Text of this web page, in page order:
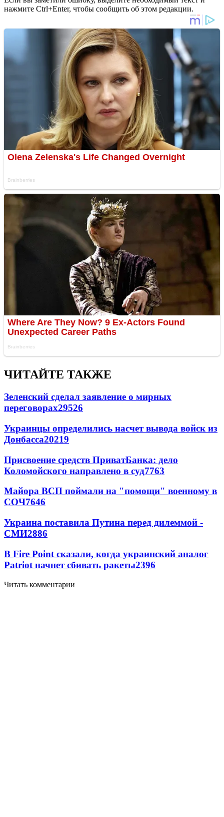
нажмите Ctrl+Enter, чтобы сообщить об этом редакции.
ЧИТАЙТЕ ТАКЖЕ
Зеленский сделал заявление о мирных
переговорах29526
Украинцы определились насчет вывода войск из
Донбасса20219
Присвоение средств ПриватБанка: дело
Коломойского направлено в суд7763
Майора ВСП поймали на "помощи" военному в
СОЧ7646
Украина поставила Путина перед дилеммой -
СМИ2886
В Fire Point сказали, когда украинский аналог
Patriot начнет сбивать ракеты2396
Читать комментарии